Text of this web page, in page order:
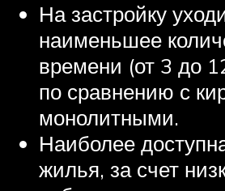
На застройку
наименьшее
времени (от 3 до
по сравнению с
монолитными.
Наиболее
жилья, за счет